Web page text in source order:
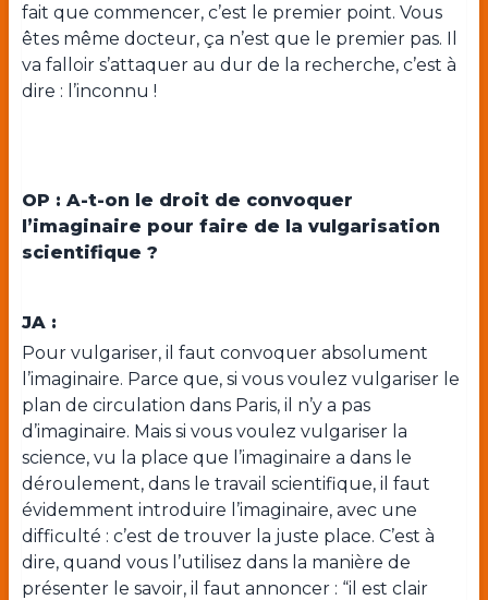
fait que commencer, c’est le premier point. Vous
êtes même docteur, ça n’est que le premier pas. Il
va falloir s’attaquer au dur de la recherche, c’est à
dire : l’inconnu !
OP : A-t-on le droit de convoquer
l’imaginaire pour faire de la vulgarisation
scientifique ?
JA :
Pour vulgariser, il faut convoquer absolument
l’imaginaire. Parce que, si vous voulez vulgariser le
plan de circulation dans Paris, il n’y a pas
d’imaginaire. Mais si vous voulez vulgariser la
science, vu la place que l’imaginaire a dans le
déroulement, dans le travail scientifique, il faut
évidemment introduire l’imaginaire, avec une
difficulté : c’est de trouver la juste place. C’est à
dire, quand vous l’utilisez dans la manière de
présenter le savoir, il faut annoncer : “il est clair